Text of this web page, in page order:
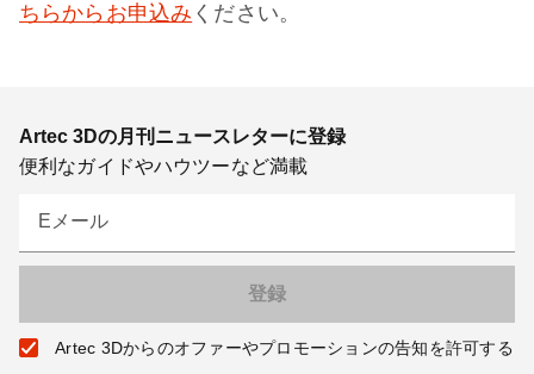
ちらからお申込み ください。
Artec 3Dの月刊ニュースレターに登録
便利なガイドやハウツーなど満載
Eメール
Artec 3Dからのオファーやプロモーションの告知を許可する